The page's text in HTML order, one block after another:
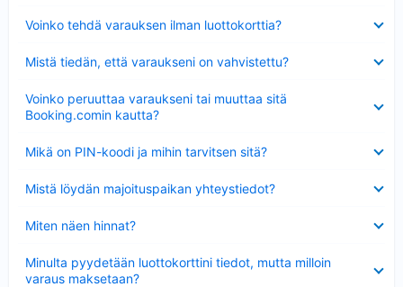
Voinko tehdä varauksen ilman luottokorttia?
Mistä tiedän, että varaukseni on vahvistettu?
Voinko peruuttaa varaukseni tai muuttaa sitä
Booking.comin kautta?
Mikä on PIN-koodi ja mihin tarvitsen sitä?
Mistä löydän majoituspaikan yhteystiedot?
Miten näen hinnat?
Minulta pyydetään luottokorttini tiedot, mutta milloin
varaus maksetaan?